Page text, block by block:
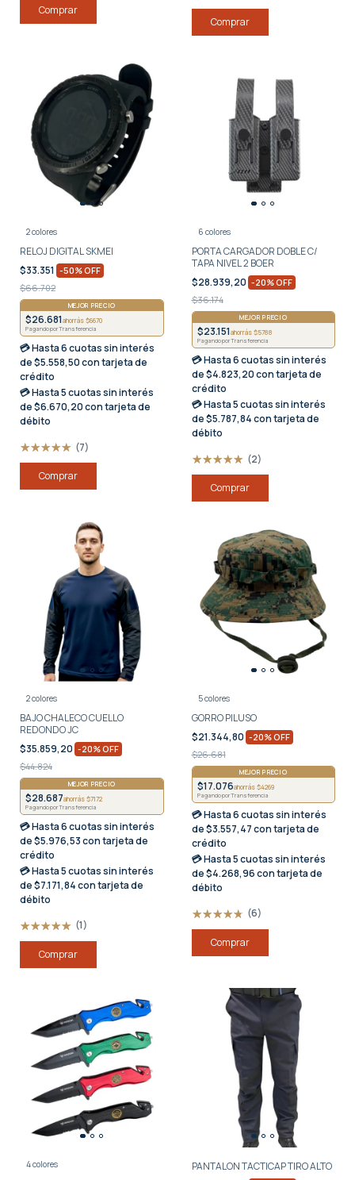
Comprar
Comprar
2 colores
RELOJ DIGITAL SKMEI
$33.351 -50%OFF
$66.702
MEJOR PRECIO
$26.681ahorrás $6670
Pagando por Transferencia
💳 Hasta6 cuotas sin interés
de $5.558,50 con tarjeta de
crédito
💳 Hasta5 cuotas sin interés
de $6.670,20 con tarjeta de
débito
(7)
Comprar
6 colores
PORTA CARGADOR DOBLE C/
TAPA NIVEL 2 BOER
$28.939,20 -20%OFF
$36.174
MEJOR PRECIO
$23.151ahorrás $5788
Pagando por Transferencia
💳 Hasta6 cuotas sin interés
de $4.823,20 con tarjeta de
crédito
💳 Hasta5 cuotas sin interés
de $5.787,84 con tarjeta de
débito
(2)
Comprar
2 colores
BAJO CHALECO CUELLO
REDONDO JC
$35.859,20 -20%OFF
$44.824
MEJOR PRECIO
$28.687ahorrás $7172
Pagando por Transferencia
💳 Hasta6 cuotas sin interés
de $5.976,53 con tarjeta de
crédito
💳 Hasta5 cuotas sin interés
de $7.171,84 con tarjeta de
débito
(1)
Comprar
5 colores
GORRO PILUSO
$21.344,80 -20%OFF
$26.681
MEJOR PRECIO
$17.076ahorrás $4269
Pagando por Transferencia
💳 Hasta6 cuotas sin interés
de $3.557,47 con tarjeta de
crédito
💳 Hasta5 cuotas sin interés
de $4.268,96 con tarjeta de
débito
(6)
Comprar
4 colores
PANTALON TACTICAP TIRO ALTO